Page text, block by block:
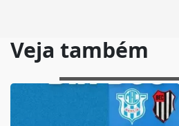
Veja também